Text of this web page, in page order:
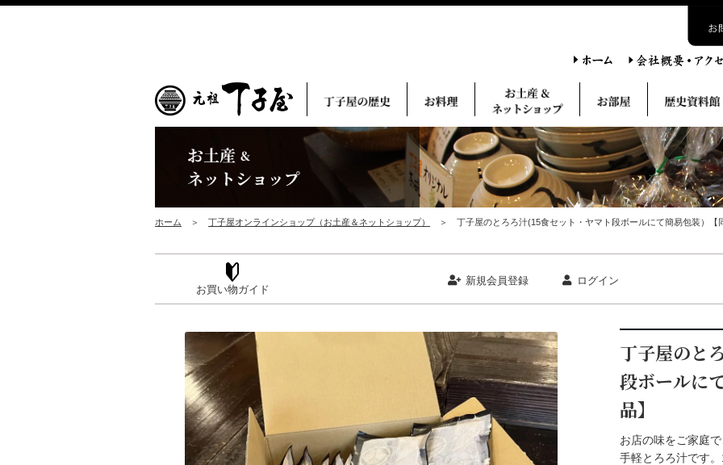
ホーム ＞ 丁子屋オンラインショップ（お土産＆ネットショップ） ＞ 丁子屋のとろろ汁(15食セット・ヤマト段ボールにて簡易包装）【
新規会員登録 ログイン
お買い物ガイド
丁子屋のと
段ボールに
品】
お店の味をご家庭
手軽とろろ汁です